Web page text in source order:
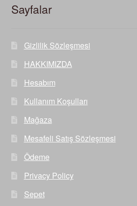
Sayfalar
Gizlilik Sözleşmesi
HAKKIMIZDA
Hesabım
Kullanım Koşulları
Mağaza
Mesafeli Satış Sözleşmesi
Ödeme
Privacy Policy
Sepet